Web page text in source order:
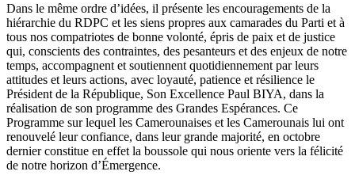
Dans le même ordre d’idées, il présente les encouragements de la
hiérarchie du RDPC et les siens propres aux camarades du Parti et à
tous nos compatriotes de bonne volonté, épris de paix et de justice
qui, conscients des contraintes, des pesanteurs et des enjeux de notre
temps, accompagnent et soutiennent quotidiennement par leurs
attitudes et leurs actions, avec loyauté, patience et résilience le
Président de la République, Son Excellence Paul BIYA, dans la
réalisation de son programme des Grandes Espérances. Ce
Programme sur lequel les Camerounaises et les Camerounais lui ont
renouvelé leur confiance, dans leur grande majorité, en octobre
dernier constitue en effet la boussole qui nous oriente vers la félicité
de notre horizon d’Émergence.